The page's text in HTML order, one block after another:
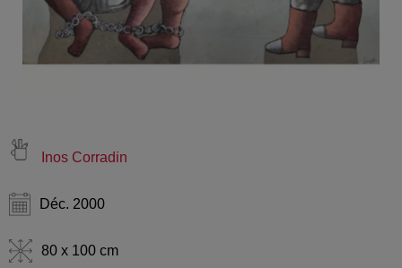
Inos Corradin
Déc. 2000
80 x 100 cm